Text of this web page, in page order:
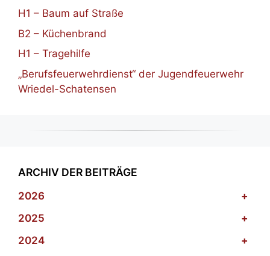
H1 – Baum auf Straße
B2 – Küchenbrand
H1 – Tragehilfe
„Berufsfeuerwehrdienst“ der Jugendfeuerwehr
Wriedel-Schatensen
ARCHIV DER BEITRÄGE
2026
+
2025
+
2024
+